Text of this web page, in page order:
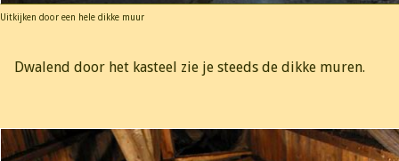
Uitkijken door een hele dikke muur
Dwalend door het kasteel zie je steeds de dikke muren.